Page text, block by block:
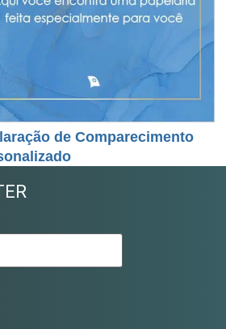
de Comparecimento